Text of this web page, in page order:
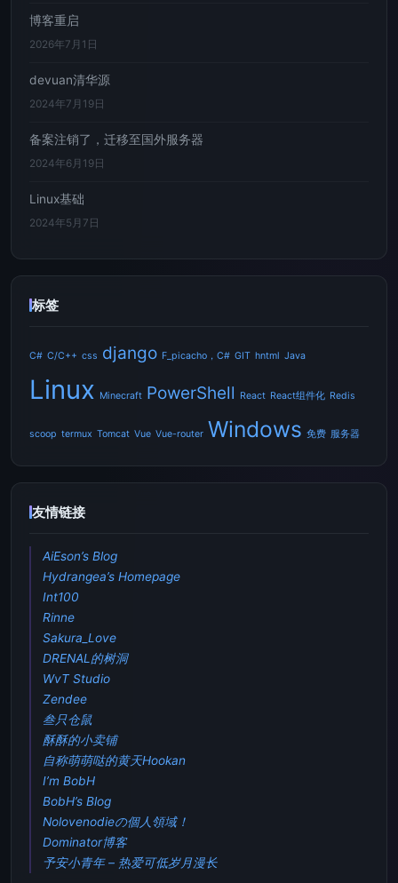
博客重启
2026年7月1日
devuan清华源
2024年7月19日
备案注销了，迁移至国外服务器
2024年6月19日
Linux基础
2024年5月7日
标签
C# C/C++ css django F_picacho，C# GIT hntml Java
Linux Minecraft PowerShell React React组件化 Redis
scoop termux Tomcat Vue Vue-router Windows 免费 服务器
友情链接
AiEson’s Blog
Hydrangea’s Homepage
Int100
Rinne
Sakura_Love
DRENAL的树洞
WvT Studio
Zendee
叁只仓鼠
酥酥的小卖铺
自称萌萌哒的黄天Hookan
I’m BobH
BobH’s Blog
Nolovenodieの個人領域！
Dominator博客
予安小青年 – 热爱可低岁月漫长